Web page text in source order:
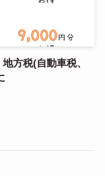
方税(自動車税、